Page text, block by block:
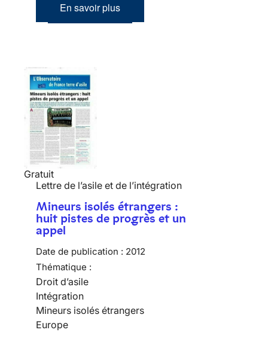
En savoir plus
Gratuit
Lettre de l’asile et de l’intégration
Mineurs isolés étrangers :
huit pistes de progrès et un
appel
Date de publication : 2012
Thématique :
Droit d’asile
Intégration
Mineurs isolés étrangers
Europe